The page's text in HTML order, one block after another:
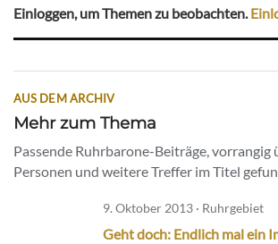
Einloggen, um Themen zu beobachten.
AUS DEM ARCHIV
Mehr zum Thema
Passende Ruhrbarone-Beiträge, vorrangig
Personen und weitere Treffer im Titel
9. Oktober 2013 · Ruhrgebiet
Geht doch: Endlich mal ein